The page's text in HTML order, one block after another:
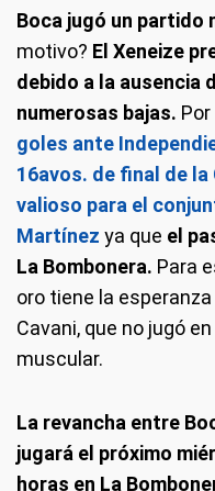
Boca jugó un partido
motivo? El Xeneize
debido a la ausencia
numerosas bajas.
goles ante
16avos. de final de la
valioso para el
Martínez ya que el
La Bombonera. Para
oro tiene la
Cavani, que no jugó
muscular.
La revancha entre
jugará el próximo
horas en La